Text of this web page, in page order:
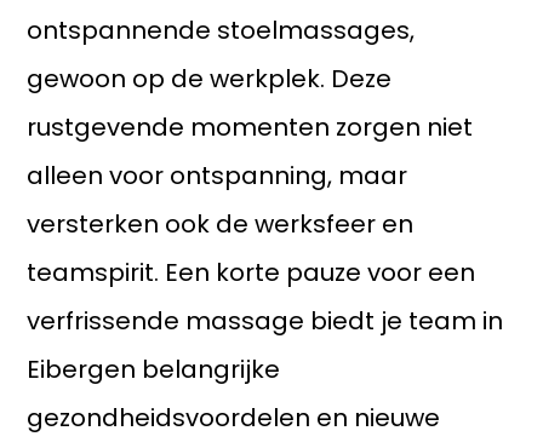
ontspannende stoelmassages,
gewoon op de werkplek. Deze
rustgevende momenten zorgen niet
alleen voor ontspanning, maar
versterken ook de werksfeer en
teamspirit. Een korte pauze voor een
verfrissende massage biedt je team in
Eibergen belangrijke
gezondheidsvoordelen en nieuwe